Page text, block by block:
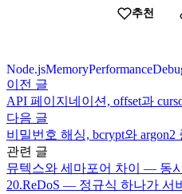
추천
Node.jsMemoryPerformance
이전 글
API 페이지네이션, offset과
다음 글
비밀번호 해싱, bcrypt와 argon2
관련 글
뮤텍스와 세마포어 차이 — 동
20.ReDoS — 정규식 하나가 서